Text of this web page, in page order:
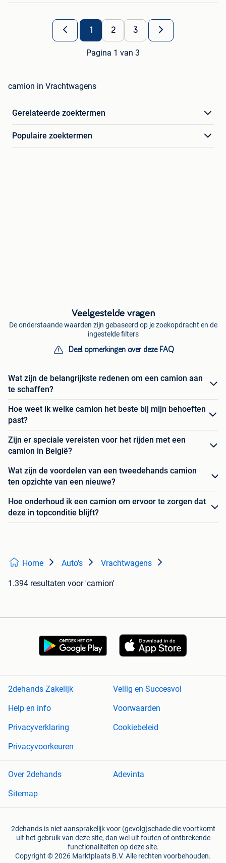
1 2 3
Pagina 1 van 3
camion in Vrachtwagens
Gerelateerde zoektermen
Populaire zoektermen
Veelgestelde vragen
De onderstaande waarden zijn gebaseerd op je zoekopdracht en de
ingestelde filters
Deel opmerkingen over deze FAQ
Wat zijn de belangrijkste redenen om een camion aan
te schaffen?
Hoe weet ik welke camion het beste bij mijn behoeften
past?
Zijn er speciale vereisten voor het rijden met een
camion in België?
Wat zijn de voordelen van een tweedehands camion
ten opzichte van een nieuwe?
Hoe onderhoud ik een camion om ervoor te zorgen dat
deze in topconditie blijft?
Home Auto's Vrachtwagens
1.394 resultaten voor 'camion'
2dehands Zakelijk
Veilig en Succesvol
Help en info
Voorwaarden
Privacyverklaring
Cookiebeleid
Privacyvoorkeuren
Over 2dehands
Adevinta
Sitemap
2dehands is niet aansprakelijk voor (gevolg)schade die voortkomt
uit het gebruik van deze site, dan wel uit fouten of ontbrekende
functionaliteiten op deze site.
Copyright © 2026 Marktplaats B.V. Alle rechten voorbehouden.